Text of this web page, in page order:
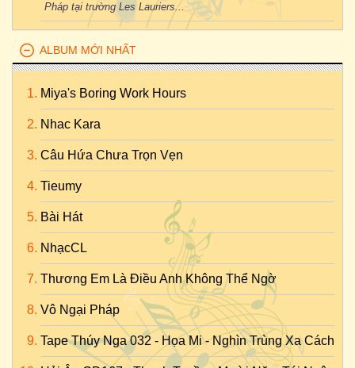
Pháp tại trường Les Lauriers...
ALBUM MỚI NHẤT
Miya's Boring Work Hours
Nhac Kara
Câu Hứa Chưa Trọn Vẹn
Tieumy
Bài Hát
NhạcCL
Thương Em Là Điều Anh Không Thể Ngờ
Vô Ngại Pháp
Tape Thúy Nga 032 - Họa Mi - Nghìn Trùng Xa Cách